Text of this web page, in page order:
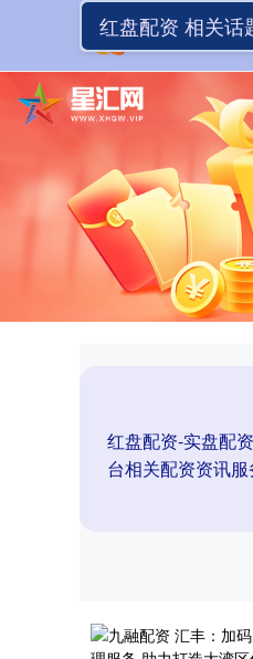
红盘配资-实盘配
台相关配资资讯
红盘配资 相关话